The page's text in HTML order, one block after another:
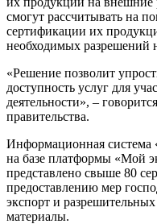
смогут рассчитывать на
сертификации их
необходимых разрешений
«Решение позволит
доступность услуг для
деятельности», –
правительства.
Информационная система
на базе платформы «Мой
представлено свыше 80
предоставлению мер
экспорт и
материалы.